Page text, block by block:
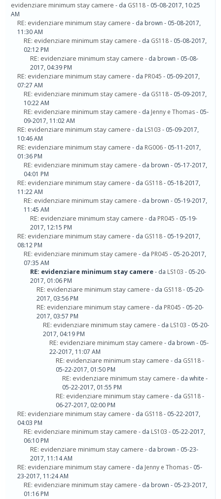
evidenziare minimum stay camere - da GS118- 05-08-2017, 10:25
AM
RE: evidenziare minimum stay camere - da brown - 05-08-2017,
11:30 AM
RE: evidenziare minimum stay camere - da GS118- 05-08-2017,
02:12 PM
RE: evidenziare minimum stay camere - da brown - 05-08-
2017, 04:39 PM
RE: evidenziare minimum stay camere - da PR045 - 05-09-2017,
07:27 AM
RE: evidenziare minimum stay camere - da GS118- 05-09-2017,
10:22 AM
RE: evidenziare minimum stay camere - da Jenny e Thomas- 05-
09-2017, 11:02 AM
RE: evidenziare minimum stay camere - da LS103 - 05-09-2017,
10:46 AM
RE: evidenziare minimum stay camere - da RG006- 05-11-2017,
01:36 PM
RE: evidenziare minimum stay camere - da brown - 05-17-2017,
04:01 PM
RE: evidenziare minimum stay camere - da GS118- 05-18-2017,
11:22 AM
RE: evidenziare minimum stay camere - da brown - 05-19-2017,
11:45 AM
RE: evidenziare minimum stay camere - da PR045 - 05-19-
2017, 12:15 PM
RE: evidenziare minimum stay camere - da GS118- 05-19-2017,
08:12 PM
RE: evidenziare minimum stay camere - da PR045 - 05-20-2017,
07:35 AM
RE: evidenziare minimum stay camere- da LS103 - 05-20-
2017, 01:06 PM
RE: evidenziare minimum stay camere - da GS118- 05-20-
2017, 03:56 PM
RE: evidenziare minimum stay camere - da PR045 - 05-20-
2017, 03:57 PM
RE: evidenziare minimum stay camere - da LS103 - 05-20-
2017, 04:19 PM
RE: evidenziare minimum stay camere - da brown - 05-
22-2017, 11:07 AM
RE: evidenziare minimum stay camere - da GS118-
05-22-2017, 01:50 PM
RE: evidenziare minimum stay camere - da white -
05-22-2017, 01:55 PM
RE: evidenziare minimum stay camere - da GS118-
06-27-2017, 02:00 PM
RE: evidenziare minimum stay camere - da GS118- 05-22-2017,
04:03 PM
RE: evidenziare minimum stay camere - da LS103 - 05-22-2017,
06:10 PM
RE: evidenziare minimum stay camere - da brown - 05-23-
2017, 11:14 AM
RE: evidenziare minimum stay camere - da Jenny e Thomas- 05-
23-2017, 11:24 AM
RE: evidenziare minimum stay camere - da brown - 05-23-2017,
01:16 PM